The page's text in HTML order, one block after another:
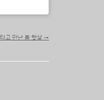
고 만난 봄 햇살 →